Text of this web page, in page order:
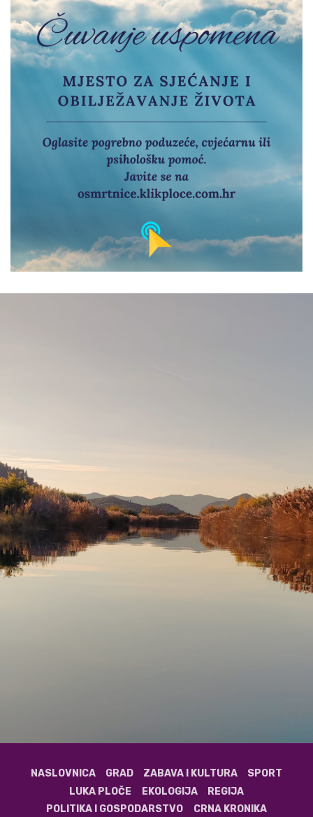
NASLOVNICA GRAD ZABAVA I KULTURA
SPORT
LUKA PLOČE
EKOLOGIJA
REGIJA
POLITIKA I GOSPODARSTVO
CRNA KRONIKA